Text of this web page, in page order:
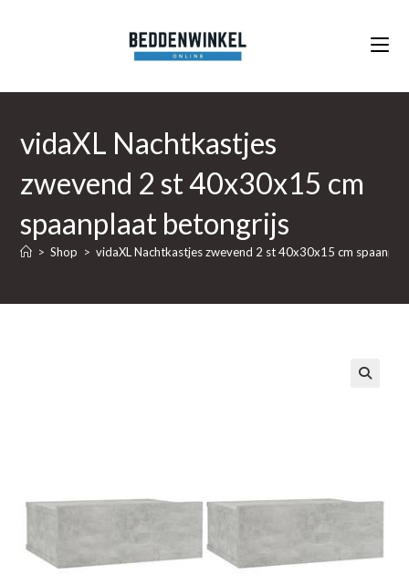
vidaXL Nachtkastjes
zwevend 2 st 40x30x15 cm
spaanplaat betongrijs
> Shop > vidaXL Nachtkastjes zwevend 2 st 40x30x15 cm